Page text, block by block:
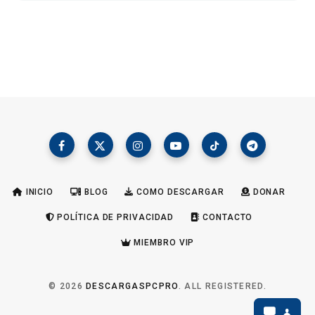
INICIO BLOG COMO DESCARGAR DONAR
POLÍTICA DE PRIVACIDAD CONTACTO
MIEMBRO VIP
© 2026 DESCARGASPCPRO. ALL REGISTERED.